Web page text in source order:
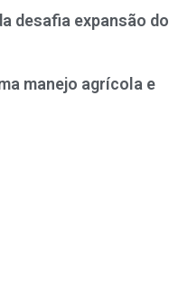
desafia expansão do
manejo agrícola e